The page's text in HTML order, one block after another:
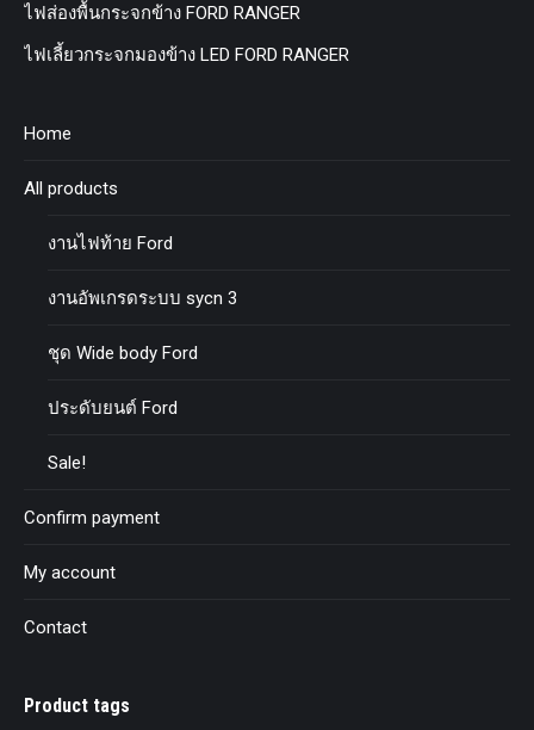
ไฟส่องพื้นกระจกข้าง FORD RANGER
ไฟเลี้ยวกระจกมองข้าง LED FORD RANGER
Home
All products
งานไฟท้าย Ford
งานอัพเกรดระบบ sycn 3
ชุด Wide body Ford
ประดับยนต์ Ford
Sale!
Confirm payment
My account
Contact
Product tags